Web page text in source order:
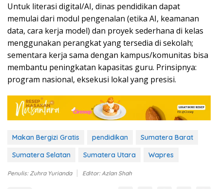
Untuk literasi digital/AI, dinas pendidikan dapat
memulai dari modul pengenalan (etika AI, keamanan
data, cara kerja model) dan proyek sederhana di kelas
menggunakan perangkat yang tersedia di sekolah;
sementara kerja sama dengan kampus/komunitas bisa
membantu peningkatan kapasitas guru. Prinsipnya:
program nasional, eksekusi lokal yang presisi.
Makan Bergizi Gratis pendidikan
Sumatera Barat
Sumatera Selatan
Sumatera Utara Wapres
Penulis: Zuhra Yurianda Editor: Azlan Shah